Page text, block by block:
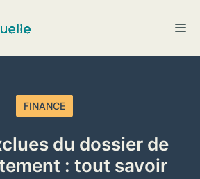
FINANCE
du dossier de
: tout savoir